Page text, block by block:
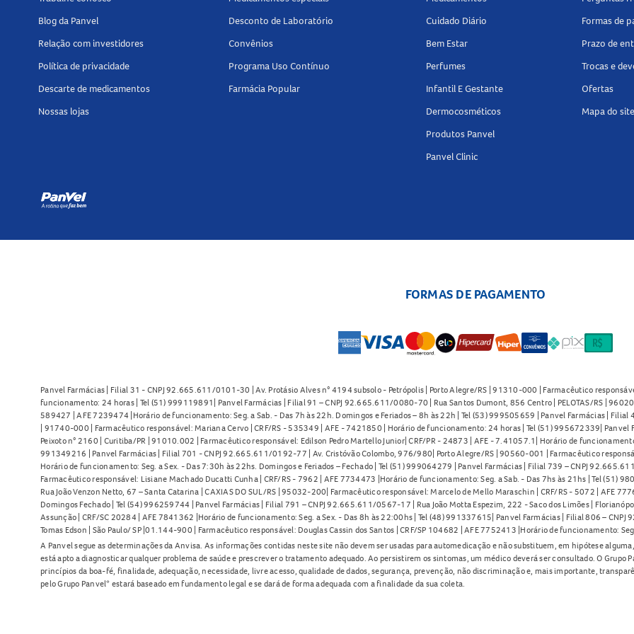
Blog da Panvel
Relação com investidores
Política de privacidade
Descarte de medicamentos
Nossas lojas
Desconto de Laboratório
Convênios
Programa Uso Contínuo
Farmácia Popular
Cuidado Diário
Bem Estar
Perfumes
Infantil E Gestante
Dermocosméticos
Produtos Panvel
Panvel Clinic
Formas de
Prazo de
Trocas e
Ofertas
Mapa do site
FORMAS DE PAGAMENTO
Panvel Farmácias | Filial 31 - CNPJ 92.665.611/0101-30 | Av. Protásio Alves n° 4194 subsolo - Petrópolis | Porto Alegre/RS | 91310-000 | Farmacêutico
funcionamento: 24 horas | Tel (51) 999119891| Panvel Farmácias | Filial 91 – CNPJ 92.665.611/0080-70 | Rua Santos Dumont, 856 Centro | PELOTAS/RS |
589427 | AFE 7239474 |Horário de funcionamento: Seg. a Sab. - Das 7h às 22h. Domingos e Feriados – 8h às 22h | Tel (53) 999505659 | Panvel Farmácias |
| 91740-000 | Farmacêutico responsável: Mariana Cervo | CRF/RS - 535349 | AFE - 7421850 | Horário de funcionamento: 24 horas | Tel (51) 995672339|
Peixoto n° 2160 | Curitiba/PR | 91010.002 | Farmacêutico responsável: Edilson Pedro Martello Junior| CRF/PR - 24873 | AFE - 7.41057.1| Horário de
991349216 | Panvel Farmácias | Filial 701 - CNPJ 92.665.611/0192-77 | Av. Cristóvão Colombo, 976/980| Porto Alegre/RS | 90560-001 | Farmacêutico
Horário de funcionamento: Seg. a Sex. - Das 7:30h às 22hs. Domingos e Feriados – Fechado | Tel (51) 999064279 | Panvel Farmácias | Filial 739 – CNPJ
Farmacêutico responsável: Lisiane Machado Ducatti Cunha | CRF/RS - 7962 | AFE 7734473 |Horário de funcionamento: Seg. a Sab. - Das 7hs às 21hs | Tel (51)
Rua João Venzon Netto, 67 – Santa Catarina | CAXIAS DO SUL/RS | 95032-200| Farmacêutico responsável: Marcelo de Mello Maraschin | CRF/RS - 5072 | AFE
Domingos Fechado | Tel (54) 996259744 | Panvel Farmácias | Filial 791 – CNPJ 92.665.611/0567-17 | Rua João Motta Espezim, 222 - Saco dos Limões |
Assunção | CRF/SC 20284 | AFE 7841362 |Horário de funcionamento: Seg. a Sex. - Das 8h às 22:00hs | Tel (48) 991337615| Panvel Farmácias | Filial 806 –
Tomas Edson | São Paulo/ SP |01.144-900 | Farmacêutico responsável: Douglas Cassin dos Santos | CRF/SP 104682 | AFE 7752413 |Horário de funcionamento:
A Panvel segue as determinações da Anvisa. As informações contidas neste site não devem ser usadas para automedicação e não substituem, em hipótese
está apto a diagnosticar qualquer problema de saúde e prescrever o tratamento adequado. Ao persistirem os sintomas, um médico deverá ser consultado. O Grupo
princípios da boa-fé, finalidade, adequação, necessidade, livre acesso, qualidade de dados, segurança, prevenção, não discriminação e, mais importante,
pelo Grupo Panvel* estará baseado em fundamento legal e se dará de forma adequada com a finalidade da sua coleta.